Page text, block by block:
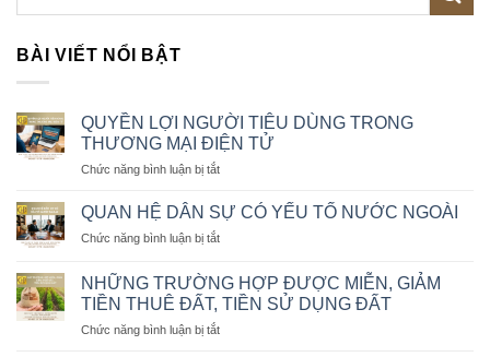
BÀI VIẾT NỔI BẬT
QUYỀN LỢI NGƯỜI TIÊU DÙNG TRONG
THƯƠNG MẠI ĐIỆN TỬ
Chức năng bình luận bị tắtở
LỢI
NGƯỜI
TIÊU
TRONG
THƯƠNG
ĐIỆN
QUAN HỆ DÂN SỰ CÓ YẾU TỐ NƯỚC NGOÀI
Chức năng bình luận bị tắtở
HỆ
DÂN
SỰ
CÓ
NHỮNG TRƯỜNG HỢP ĐƯỢC MIỄN, GIẢM
TIỀN THUÊ ĐẤT, TIỀN SỬ DỤNG ĐẤT
Chức năng bình luận bị tắtở